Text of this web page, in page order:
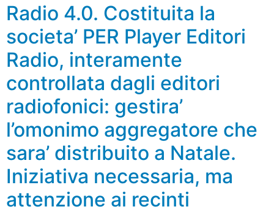
Radio 4.0. Costituita la
societa’ PER Player Editori
Radio, interamente
controllata dagli editori
radiofonici: gestira’
l’omonimo aggregatore che
sara’ distribuito a Natale.
Iniziativa necessaria, ma
attenzione ai recinti